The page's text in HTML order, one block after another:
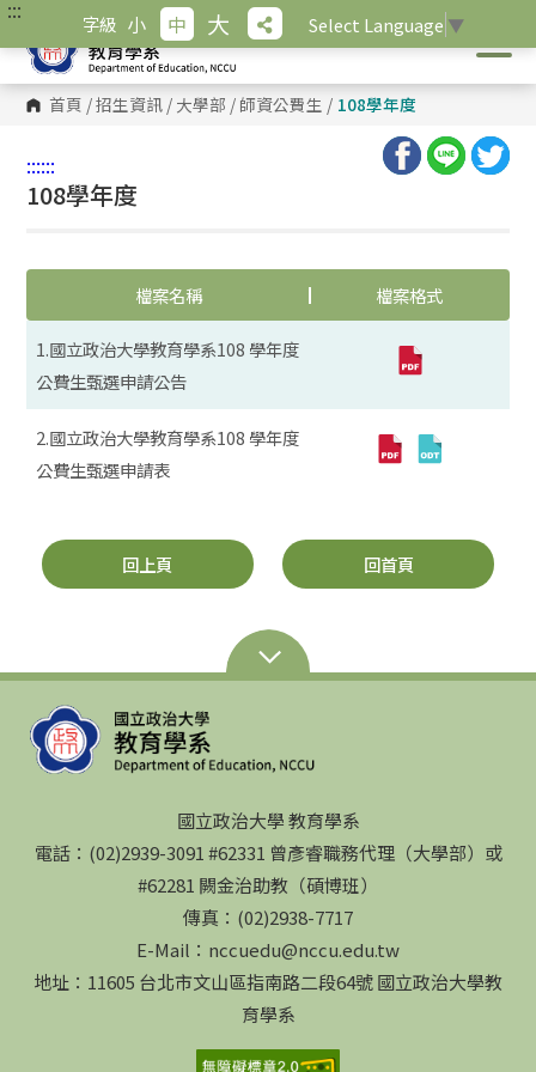
跳
主
內
容
::: 字級 小 中 大 Select Language ▼
首頁 /招生資訊 / 大學部 / 師資公費生 / 108學年度
::::::
108學年度
檔案名稱 檔案格式
1.國立政治大學教育學系108 學年度
公費生甄選申請公告
2.國立政治大學教育學系108 學年度
公費生甄選申請表
回上頁 回首頁
國立政治大學 教育學系
電話：(02)2939-3091 #62331 曾彥睿職務代理（大學部）或
#62281 闕金治助教（碩博班）
傳真：(02)2938-7717
E-Mail：nccuedu@nccu.edu.tw
地址：11605 台北市文山區指南路二段64號 國立政治大學教
育學系